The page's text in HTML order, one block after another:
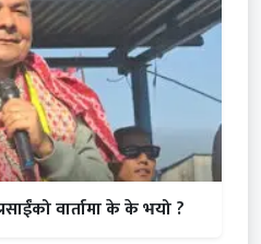
वार्तामा के के भयो ?